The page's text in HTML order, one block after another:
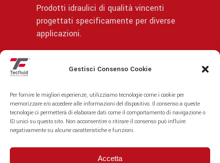
Gestisci Consenso Cookie
Per fornire le migliori esperienze, utilizziamo tecnologie come i cookie per
memorizzare e/o accedere alle informazioni del dispositivo. Il consenso a queste
tecnologie ci permetterà di elaborare dati come il comportamento di navigazione o
ID unici su questo sito. Non acconsentire o ritirare il consenso può influire
negativamente su alcune caratteristiche e funzioni.
Accetta
Prodotti idraulici di qualità vincenti
progettati specificamente per diverse
applicazioni.